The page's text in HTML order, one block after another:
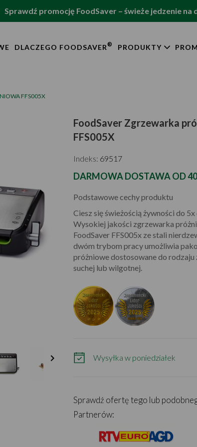
Sprawdź promocję FoodSaver – świeże jedzenie na
DLACZEGO FOODSAVER® PRODUKTY
FFS005X

FoodSaver Zgrzewarka
FFS005X
Indeks: 69517
DARMOWA DOSTAWA OD
Podstawowe cechy produktu
Ciesz się świeżością żywności do 5x
Wysokiej jakości zgrzewarka
FoodSaver FFS005x ze stali
dwóm trybom pracy umożliwia
próżniowe dostosowane do rodzaju
suchej lub wilgotnej.
Wysyłka w poniedziałek
Sprawdź ofertę tego lub
Partnerów: